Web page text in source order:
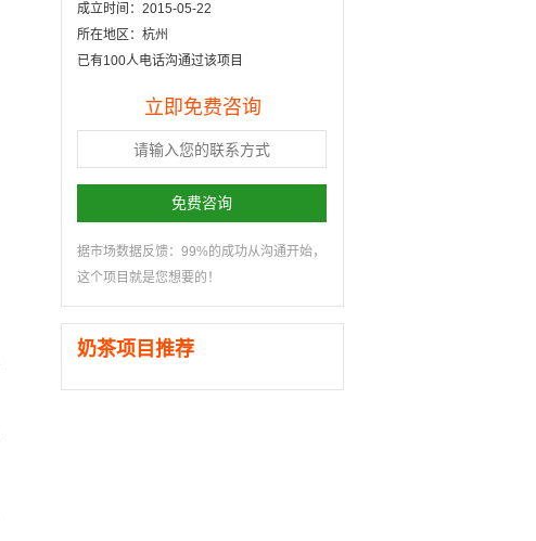
成立时间：2015-05-22
所在地区：杭州
已有100人电话沟通过该项目
立即免费咨询
免费咨询
据市场数据反馈：99%的成功从沟通开始，
这个项目就是您想要的！
奶茶项目推荐